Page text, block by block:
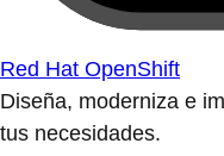
Red Hat OpenShift
Diseña, moderniza e
tus necesidades.